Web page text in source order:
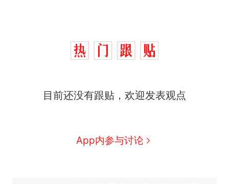
目前还没有跟贴，欢迎发表观点
App内参与讨论
因老师一句“跟我回家”改写了
费大厨“全国小炒肉大王”称
号，仅凭视频评出？中国烹饪